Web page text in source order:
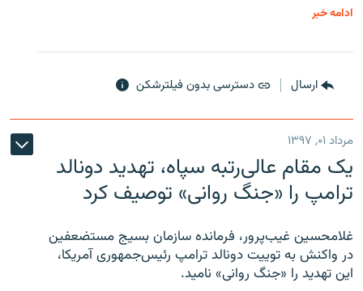
ادامه خبر
ارسال دسترسی بدون فیلترشکن
مرداد ۰۱, ۱۳۹۷
یک مقام عالی‌رتبه سپاه، تهدید دونالد
ترامپ را «جنگ روانی» توصیف کرد
غلامحسین غیب‌پرور، فرمانده سازمان بسیج مستضعفین
در واکنش به توییت دونالد ترامپ رئیس‌جمهوری آمریکا،
این تهدید را «جنگ روانی» نامید.